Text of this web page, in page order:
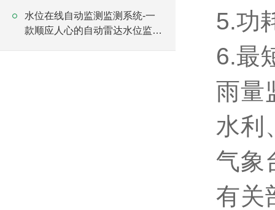
水位在线自动监测监测系统-一
款顺应人心的自动雷达水位监测
5.功
6.最
雨量
水利
气象
有关